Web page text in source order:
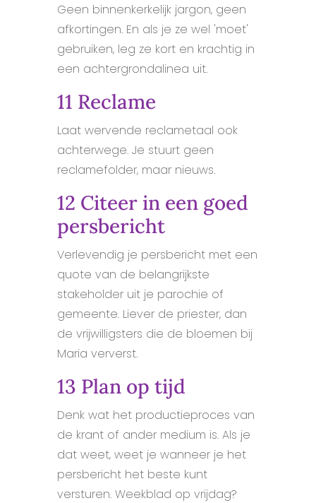
Geen binnenkerkelijk jargon, geen
afkortingen. En als je ze wel 'moet'
gebruiken, leg ze kort en krachtig in
een achtergrondalinea uit.
11 Reclame
Laat wervende reclametaal ook
achterwege. Je stuurt geen
reclamefolder, maar nieuws.
12 Citeer in een goed
persbericht
Verlevendig je persbericht met een
quote van de belangrijkste
stakeholder uit je parochie of
gemeente. Liever de priester, dan
de vrijwilligsters die de bloemen bij
Maria ververst.
13 Plan op tijd
Denk wat het productieproces van
de krant of ander medium is. Als je
dat weet, weet je wanneer je het
persbericht het beste kunt
versturen. Weekblad op vrijdag?